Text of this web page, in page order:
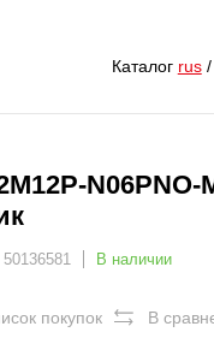
Каталог rus/
В наличии
покупок В